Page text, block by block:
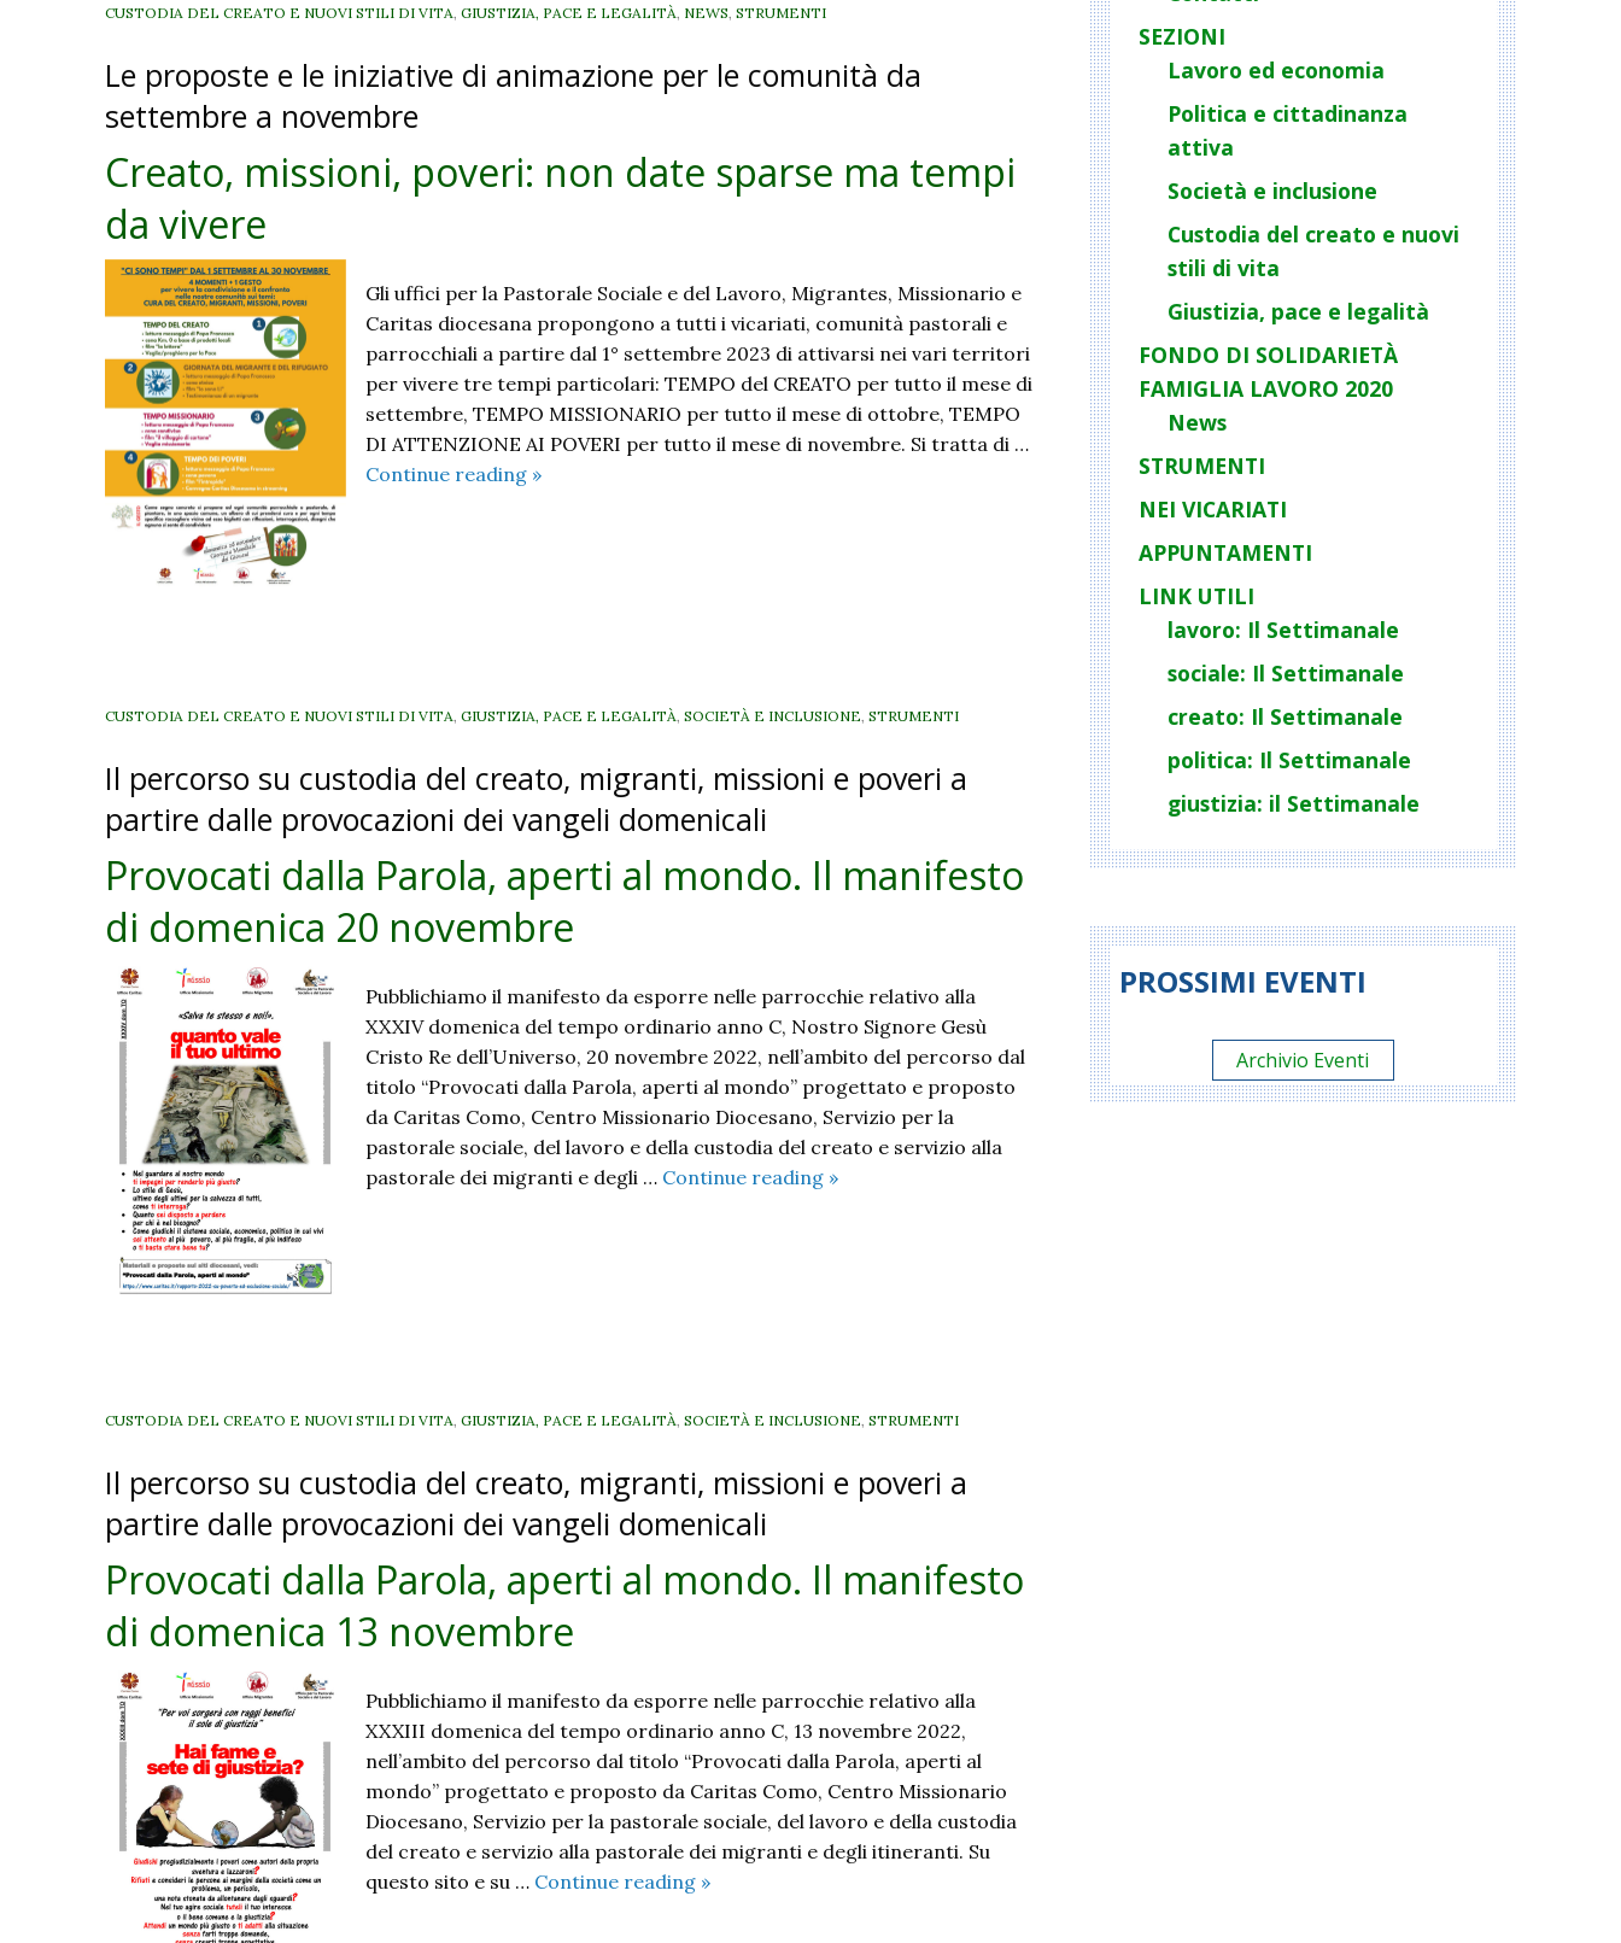
CUSTODIA DEL CREATO E NUOVI STILI DI VITA GIUSTIZIA, PACE E LEGALITÀ NEWS STRUMENTI
Le proposte e le iniziative di animazione per le comunità da
settembre a novembre
Creato, missioni, poveri: non date sparse ma tempi
da vivere
Gli uffici per la Pastorale Sociale e del Lavoro, Migrantes, Missionario e
Caritas diocesana propongono a tutti i vicariati, comunità pastorali e
parrocchiali a partire dal 1° settembre 2023 di attivarsi nei vari territori
per vivere tre tempi particolari: TEMPO del CREATO per tutto il mese di
settembre, TEMPO MISSIONARIO per tutto il mese di ottobre, TEMPO
DI ATTENZIONE AI POVERI per tutto il mese di novembre. Si tratta di …
Continue reading Creato,
da
»
CUSTODIA DEL CREATO E NUOVI STILI DI VITA, GIUSTIZIA, PACE E LEGALITÀ, SOCIETÀ E INCLUSIONE, STRUMENTI
Il percorso su custodia del creato, migranti, missioni e poveri a
partire dalle provocazioni dei vangeli domenicali
Provocati dalla Parola, aperti al mondo. Il manifesto
di domenica 20 novembre
Pubblichiamo il manifesto da esporre nelle parrocchie relativo alla
XXXIV domenica del tempo ordinario anno C, Nostro Signore Gesù
Cristo Re dell’Universo, 20 novembre 2022, nell’ambito del percorso dal
titolo “Provocati dalla Parola, aperti al mondo” progettato e proposto
da Caritas Como, Centro Missionario Diocesano, Servizio per la
pastorale sociale, del lavoro e della custodia del creato e servizio alla
pastorale dei migranti e degli … Continue reading Provocati
di
20
novembre
»
CUSTODIA DEL CREATO E NUOVI STILI DI VITA, GIUSTIZIA, PACE E LEGALITÀ, SOCIETÀ E INCLUSIONE, STRUMENTI
Il percorso su custodia del creato, migranti, missioni e poveri a
partire dalle provocazioni dei vangeli domenicali
Provocati dalla Parola, aperti al mondo. Il manifesto
di domenica 13 novembre
Pubblichiamo il manifesto da esporre nelle parrocchie relativo alla
XXXIII domenica del tempo ordinario anno C, 13 novembre 2022,
nell’ambito del percorso dal titolo “Provocati dalla Parola, aperti al
mondo” progettato e proposto da Caritas Como, Centro Missionario
Diocesano, Servizio per la pastorale sociale, del lavoro e della custodia
del creato e servizio alla pastorale dei migranti e degli itineranti. Su
questo sito e su … Continue reading Provocati
»
SEZIONI
Lavoro ed economia
Politica e cittadinanza
attiva
Società e inclusione
Custodia del creato e nuovi
stili di vita
Giustizia, pace e legalità
FONDO DI SOLIDARIETÀ
FAMIGLIA LAVORO 2020
News
STRUMENTI
NEI VICARIATI
APPUNTAMENTI
LINK UTILI
lavoro: Il Settimanale
sociale: Il Settimanale
creato: Il Settimanale
politica: Il Settimanale
giustizia: il Settimanale
PROSSIMI EVENTI
Archivio Eventi